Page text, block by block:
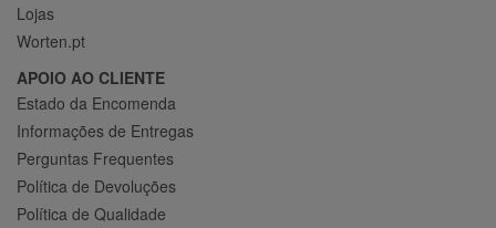
Lojas
Worten.pt
APOIO AO CLIENTE
Estado da Encomenda
Informações de Entregas
Perguntas Frequentes
Política de Devoluções
Política de Qualidade